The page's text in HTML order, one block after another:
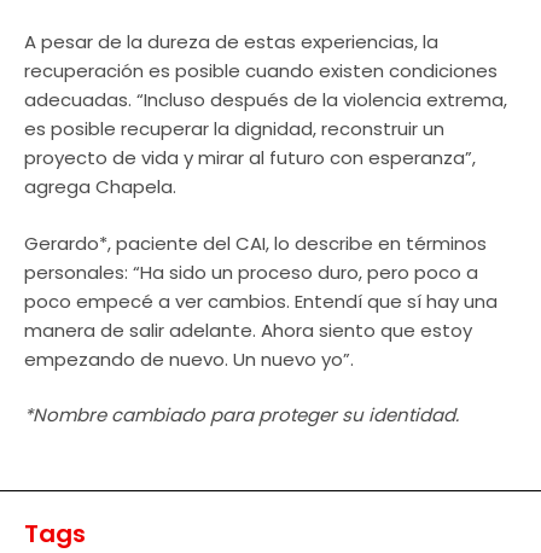
A pesar de la dureza de estas experiencias, la
recuperación es posible cuando existen condiciones
adecuadas. “Incluso después de la violencia extrema,
es posible recuperar la dignidad, reconstruir un
proyecto de vida y mirar al futuro con esperanza”,
agrega Chapela.
Gerardo*, paciente del CAI, lo describe en términos
personales: “Ha sido un proceso duro, pero poco a
poco empecé a ver cambios. Entendí que sí hay una
manera de salir adelante. Ahora siento que estoy
empezando de nuevo. Un nuevo yo”.
*Nombre cambiado para proteger su identidad.
Tags